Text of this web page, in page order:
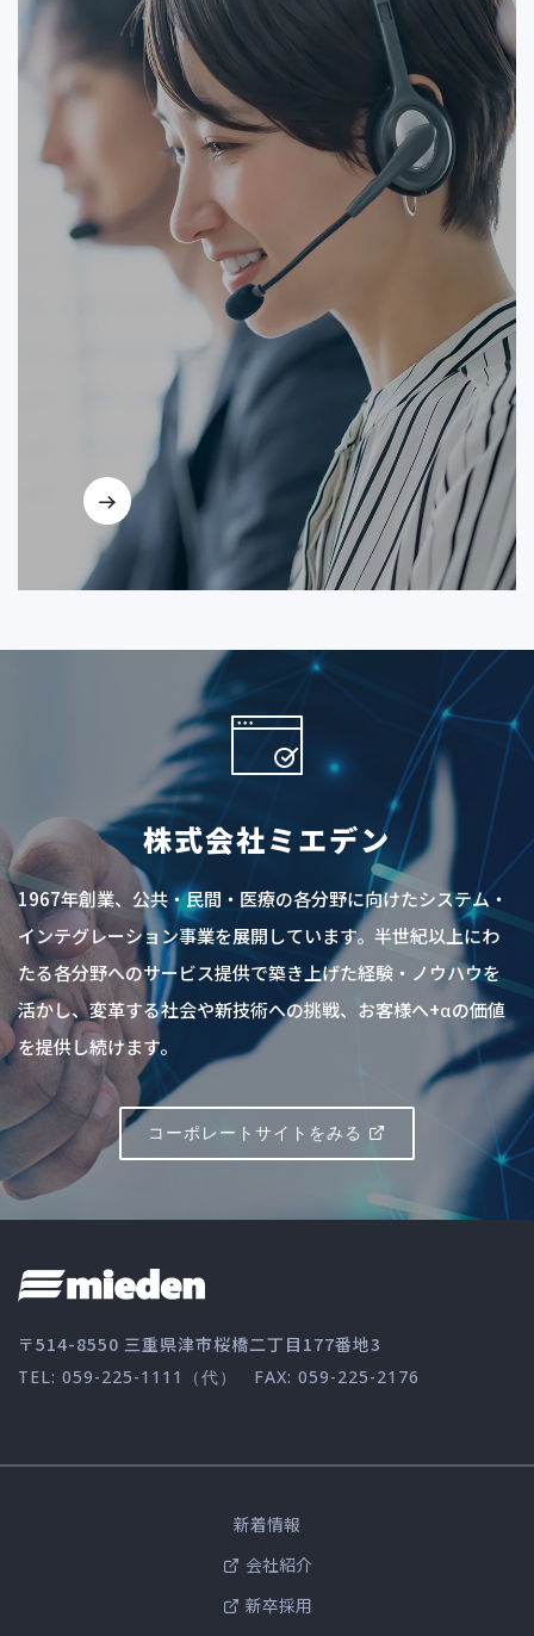
株式会社ミエデン
1967年創業、公共・民間・医療の各分野に向けたシステム・
インテグレーション事業を展開しています。半世紀以上にわ
たる各分野へのサービス提供で築き上げた経験・ノウハウを
活かし、変革する社会や新技術への挑戦、お客様へ+αの価値
を提供し続けます。
コーポレートサイトをみる
〒514-8550 三重県津市桜橋二丁目177番地3
TEL: 059-225-1111（代） FAX: 059-225-2176
新着情報
会社紹介
新卒採用